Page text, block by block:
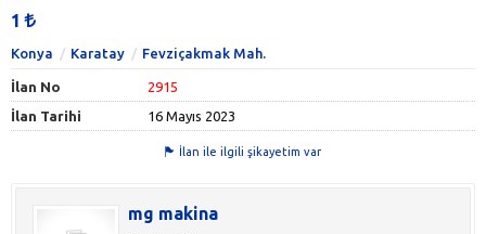
1
Konya Karatay Fevziçakmak Mah.
İlan No
2915
İlan Tarihi
16 Mayıs 2023
İlan ile ilgili şikayetim var
mg makina